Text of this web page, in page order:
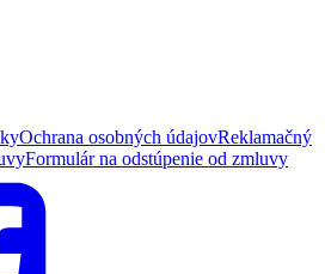
Ochrana osobných údajovReklamačný
Formulár na odstúpenie od zmluvy